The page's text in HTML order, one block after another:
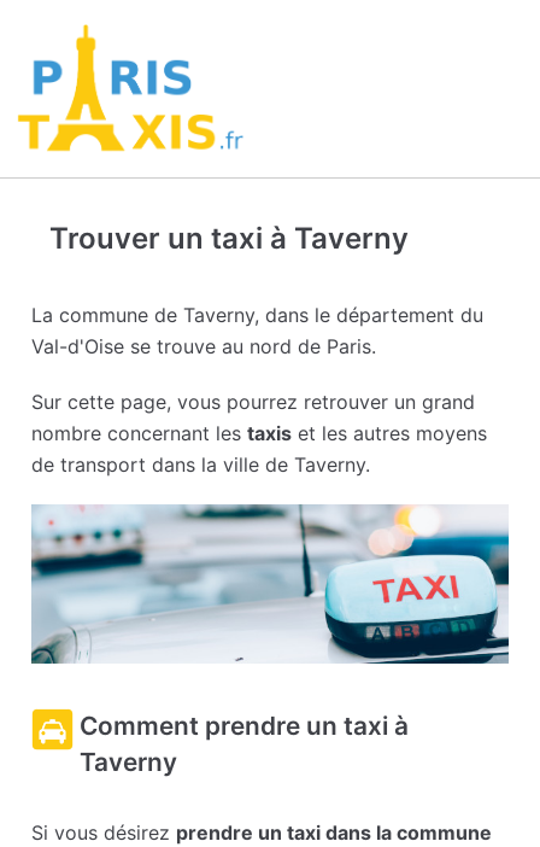
Trouver un taxi à Taverny
La commune de Taverny, dans le département du
Val-d'Oise se trouve au nord de Paris.
Sur cette page, vous pourrez retrouver un grand
nombre concernant lestaxis et les autres moyens
de transport dans la ville de Taverny.
Comment prendre un taxi à
Taverny
Si vous désirez prendre un taxi dans la commune